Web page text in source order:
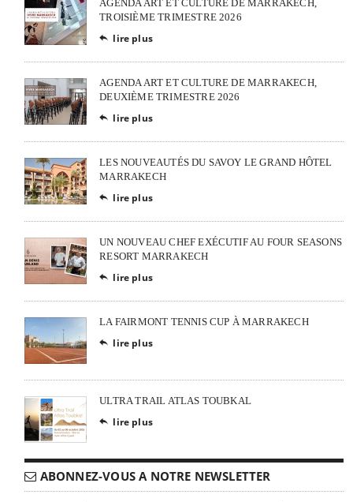
AGENDA ART ET CULTURE DE MARRAKECH,
TROISIÈME TRIMESTRE 2026
 lire plus
AGENDA ART ET CULTURE DE MARRAKECH,
DEUXIÈME TRIMESTRE 2026
 lire plus
LES NOUVEAUTÉS DU SAVOY LE GRAND HÔTEL
MARRAKECH
 lire plus
UN NOUVEAU CHEF EXÉCUTIF AU FOUR SEASONS
RESORT MARRAKECH
 lire plus
LA FAIRMONT TENNIS CUP À MARRAKECH
 lire plus
ULTRA TRAIL ATLAS TOUBKAL
 lire plus
ABONNEZ-VOUS A NOTRE NEWSLETTER